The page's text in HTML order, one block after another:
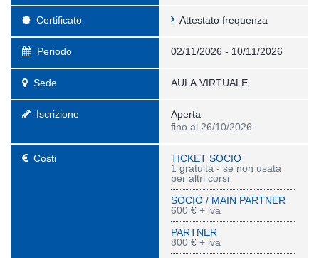
Certificato Attestato frequenza
Periodo 02/11/2026 - 10/11/2026
Sede AULA VIRTUALE
Iscrizione
Aperta
fino al 26/10/2026
Costi
TICKET SOCIO
1 gratuità - se non usata
per altri corsi
SOCIO / MAIN PARTNER
600 € + iva
PARTNER
800 € + iva